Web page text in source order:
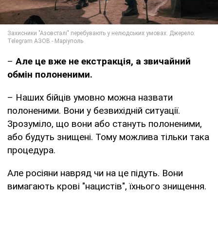
– Але це вже не екстракція, а звичайний
обмін полоненими.
– Наших бійців умовно можна назвати
полоненими. Вони у безвихідній ситуації.
Зрозуміло, що вони або стануть полоненими,
або будуть знищені. Тому можлива тільки така
процедура.
Але росіяни навряд чи на це підуть. Вони
вимагають крові "нацистів", їхнього знищення.